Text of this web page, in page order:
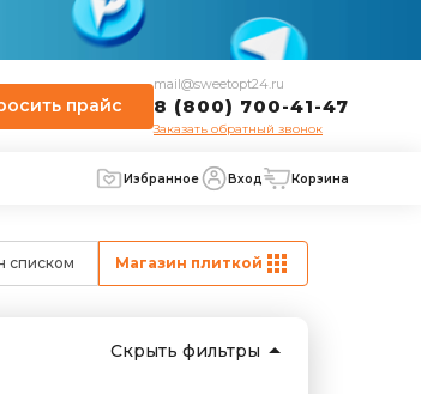
прайс
mail@sweetopt24.ru
8 (800) 700-41-47
Заказать обратный звонок
Избранное Вход Корзина
списком Магазин плиткой
Скрыть фильтры